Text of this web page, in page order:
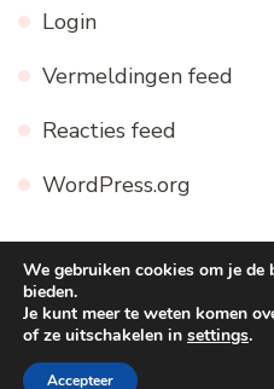
Login
Vermeldingen feed
Reacties feed
WordPress.org
© Copyright 2026
rechten voorbehouden.
Blossom Themes
We gebruiken cookies om je de
bieden.
Je kunt meer te weten komen
of ze uitschakelen in settings.
Accepteer